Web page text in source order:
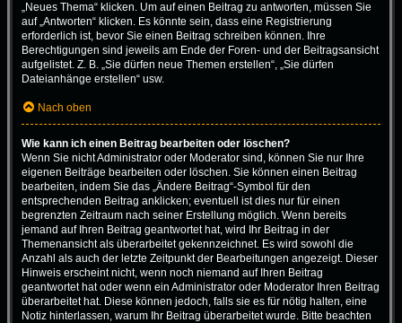
„Neues Thema“ klicken. Um auf einen Beitrag zu antworten, müssen Sie
auf „Antworten“ klicken. Es könnte sein, dass eine Registrierung
erforderlich ist, bevor Sie einen Beitrag schreiben können. Ihre
Berechtigungen sind jeweils am Ende der Foren- und der Beitragsansicht
aufgelistet. Z. B. „Sie dürfen neue Themen erstellen“, „Sie dürfen
Dateianhänge erstellen“ usw.
Nach oben
Wie kann ich einen Beitrag bearbeiten oder löschen?
Wenn Sie nicht Administrator oder Moderator sind, können Sie nur Ihre
eigenen Beiträge bearbeiten oder löschen. Sie können einen Beitrag
bearbeiten, indem Sie das „Ändere Beitrag“-Symbol für den
entsprechenden Beitrag anklicken; eventuell ist dies nur für einen
begrenzten Zeitraum nach seiner Erstellung möglich. Wenn bereits
jemand auf Ihren Beitrag geantwortet hat, wird Ihr Beitrag in der
Themenansicht als überarbeitet gekennzeichnet. Es wird sowohl die
Anzahl als auch der letzte Zeitpunkt der Bearbeitungen angezeigt. Dieser
Hinweis erscheint nicht, wenn noch niemand auf Ihren Beitrag
geantwortet hat oder wenn ein Administrator oder Moderator Ihren Beitrag
überarbeitet hat. Diese können jedoch, falls sie es für nötig halten, eine
Notiz hinterlassen, warum Ihr Beitrag überarbeitet wurde. Bitte beachten